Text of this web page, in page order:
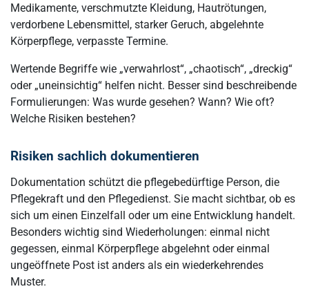
Medikamente, verschmutzte Kleidung, Hautrötungen,
verdorbene Lebensmittel, starker Geruch, abgelehnte
Körperpflege, verpasste Termine.
Wertende Begriffe wie „verwahrlost“, „chaotisch“, „dreckig“
oder „uneinsichtig“ helfen nicht. Besser sind beschreibende
Formulierungen: Was wurde gesehen? Wann? Wie oft?
Welche Risiken bestehen?
Risiken sachlich dokumentieren
Dokumentation schützt die pflegebedürftige Person, die
Pflegekraft und den Pflegedienst. Sie macht sichtbar, ob es
sich um einen Einzelfall oder um eine Entwicklung handelt.
Besonders wichtig sind Wiederholungen: einmal nicht
gegessen, einmal Körperpflege abgelehnt oder einmal
ungeöffnete Post ist anders als ein wiederkehrendes
Muster.